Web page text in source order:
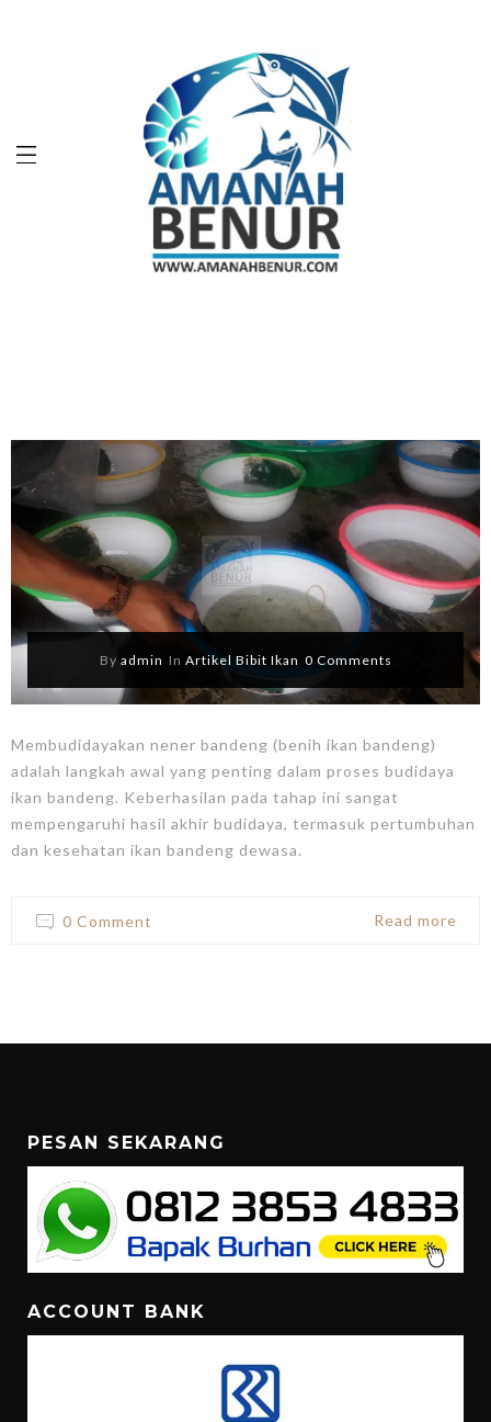
By admin In Artikel Bibit Ikan 0 Comments
Membudidayakan nener bandeng (benih ikan bandeng)
adalah langkah awal yang penting dalam proses budidaya
ikan bandeng. Keberhasilan pada tahap ini sangat
mempengaruhi hasil akhir budidaya, termasuk pertumbuhan
dan kesehatan ikan bandeng dewasa.
0 Comment Read more
PESAN SEKARANG
ACCOUNT BANK